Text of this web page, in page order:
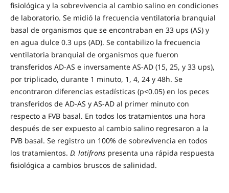
fisiológica y la sobrevivencia al cambio salino en condiciones
de laboratorio. Se midió la frecuencia ventilatoria branquial
basal de organismos que se encontraban en 33 ups (AS) y
en agua dulce 0.3 ups (AD). Se contabilizo la frecuencia
ventilatoria branquial de organismos que fueron
transferidos AD-AS e inversamente AS-AD (15, 25, y 33 ups),
por triplicado, durante 1 minuto, 1, 4, 24 y 48h. Se
encontraron diferencias estadísticas (p<0.05) en los peces
transferidos de AD-AS y AS-AD al primer minuto con
respecto a FVB basal. En todos los tratamientos una hora
después de ser expuesto al cambio salino regresaron a la
FVB basal. Se registro un 100% de sobrevivencia en todos
los tratamientos. D. latifronspresenta una rápida respuesta
fisiológica a cambios bruscos de salinidad.